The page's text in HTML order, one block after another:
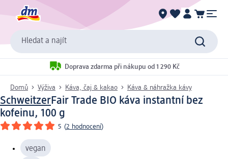
Hledat a najít
Doprava zdarma při nákupu od 1 290 Kč
Domů Výživa Káva, čaj & kakao Káva & náhražka kávy
SchweitzerFair Trade BIO káva instantní bez
kofeinu, 100 g
5 (2 hodnocení)
vegan